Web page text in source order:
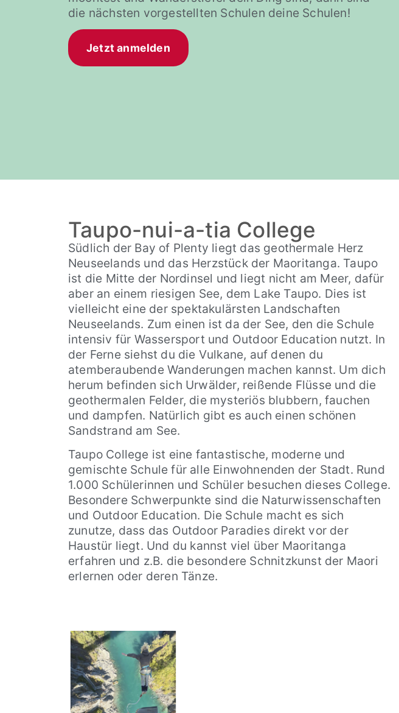
die nächsten vorgestellten Schulen deine Schulen!
Jetzt anmelden
Taupo-nui-a-tia College
Südlich der Bay of Plenty liegt das geothermale Herz
Neuseelands und das Herzstück der Maoritanga. Taupo
ist die Mitte der Nordinsel und liegt nicht am Meer, dafür
aber an einem riesigen See, dem Lake Taupo. Dies ist
vielleicht eine der spektakulärsten Landschaften
Neuseelands. Zum einen ist da der See, den die Schule
intensiv für Wassersport und Outdoor Education nutzt. In
der Ferne siehst du die Vulkane, auf denen du
atemberaubende Wanderungen machen kannst. Um dich
herum befinden sich Urwälder, reißende Flüsse und die
geothermalen Felder, die mysteriös blubbern, fauchen
und dampfen. Natürlich gibt es auch einen schönen
Sandstrand am See.
Taupo College ist eine fantastische, moderne und
gemischte Schule für alle Einwohnenden der Stadt. Rund
1.000 Schülerinnen und Schüler besuchen dieses College.
Besondere Schwerpunkte sind die Naturwissenschaften
und Outdoor Education. Die Schule macht es sich
zunutze, dass das Outdoor Paradies direkt vor der
Haustür liegt. Und du kannst viel über Maoritanga
erfahren und z.B. die besondere Schnitzkunst der Maori
erlernen oder deren Tänze.